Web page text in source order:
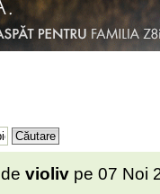
devioliv pe 07 Noi